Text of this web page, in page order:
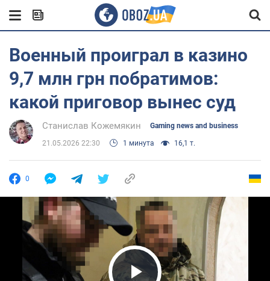
Военный проиграл в казино
9,7 млн грн побратимов:
какой приговор вынес суд
Станислав Кожемякин Gaming news and business
21.05.2026 22:30 1 минута 16,1 т.
0